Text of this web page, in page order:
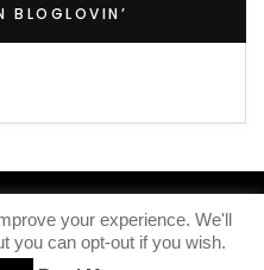
BLOGLOVIN’
Iris Knoxyour experience. We'll
you can opt-out if you wish.